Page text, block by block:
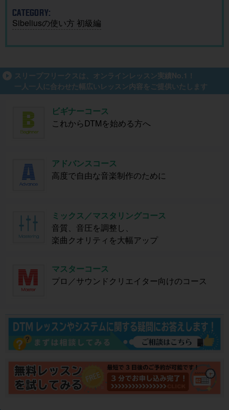
CATEGORY:
Sibeliusの使い方 初級編
スリープフリークスは、オンラインレッスン実績No.1！
一人一人に合わせた幅広いレッスン内容をご提供いたします
ビギナーコース
これからDTMを始める方へ
アドバンスコース
高度で自由な音楽制作のために
ミックス／マスタリングコース
音質、音圧を調整し、
楽曲クオリティを大幅アップ
マスターコース
プロ／サウンドクリエイター向けのコース